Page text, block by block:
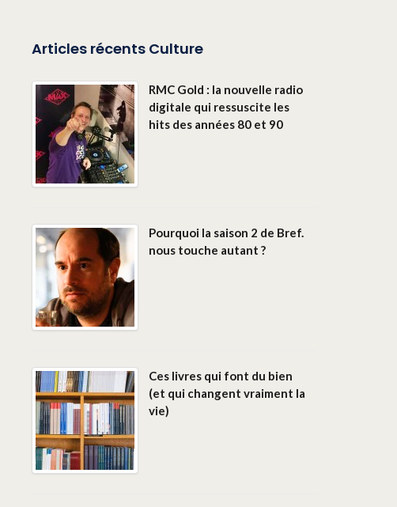
Articles récents Culture
RMC Gold : la nouvelle radio
digitale qui ressuscite les
hits des années 80 et 90
Pourquoi la saison 2 de Bref.
nous touche autant ?
Ces livres qui font du bien
(et qui changent vraiment la
vie)